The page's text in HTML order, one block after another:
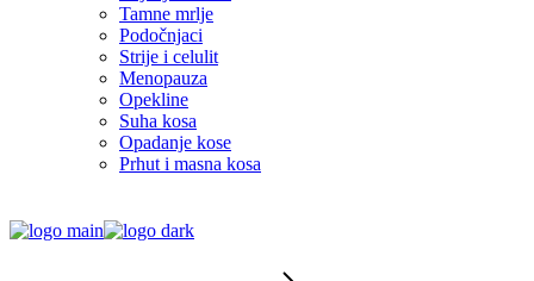
Tamne mrlje
Podočnjaci
Strije i celulit
Menopauza
Opekline
Suha kosa
Opadanje kose
Prhut i masna kosa